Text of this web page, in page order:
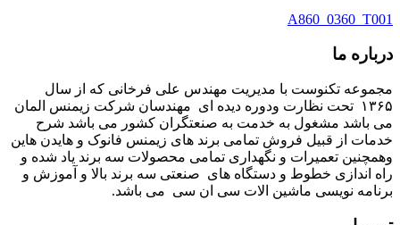
A860_0360_T001
درباره ما
مجموعه تکنوست با مدیریت مهندس علی فرخانی که از سال
۱۳۶۵ تحت نظارت ودوره دیده ای مهندسان شرکت زیمنس المان
می باشد مشغول به خدمت به صنعتگران کشور می باشد شرح
خدمات از قبیل فروش تمامی برند های زیمنس فانوک و هایدن هاین
وهمچنین تعمیرات و نگهداری تمامی محصولات سه برند یاد شده و
راه اندازی خطوط و دستگاه های صنعتی سه برند بالا و آموزش و
برنامه نویسی ماشین الات سی ان سی می باشد.